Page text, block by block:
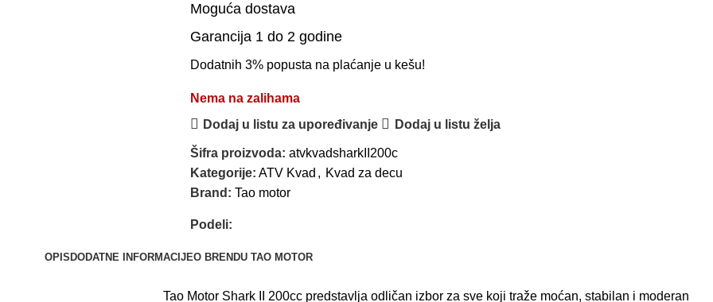
Moguća dostava
Garancija 1 do 2 godine
Dodatnih 3% popusta na plaćanje u kešu!
Nema na zalihama
Dodaj u listu za upoređivanje
Dodaj u listu želja
Šifra proizvoda: atvkvadsharkII200c
Kategorije: ATV Kvad , Kvad za decu
Brand: Tao motor
Podeli:
OPIS DODATNE INFORMACIJEO BRENDU TAO MOTOR
Tao Motor Shark II 200cc predstavlja odličan izbor za sve koji traže moćan, stabilan i moderan